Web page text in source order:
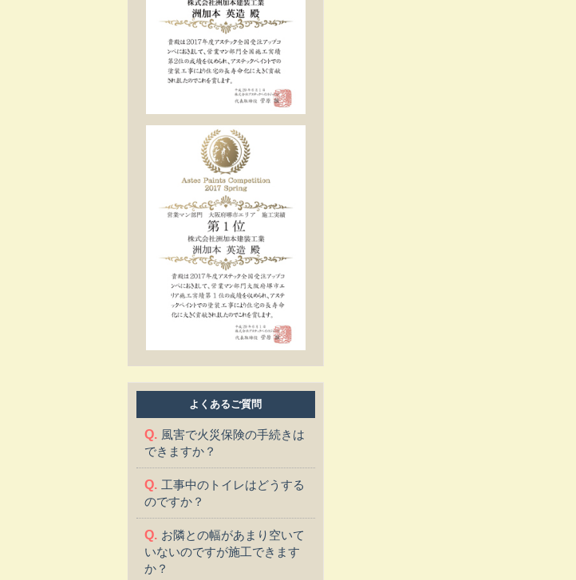
よくあるご質問
風害で火災保険の手続きは
できますか？
工事中のトイレはどうする
のですか？
お隣との幅があまり空いて
いないのですが施工できます
か？